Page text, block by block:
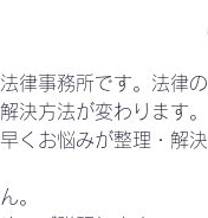
律事務所です。法律の
決方法が変わります。
くお悩みが整理・解決
。